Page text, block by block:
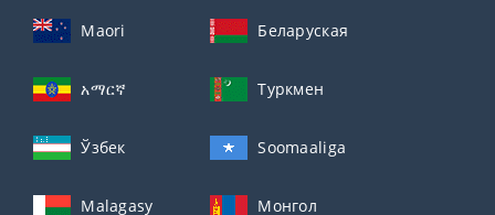
Maori Беларуская
አማርኛ Туркмен
Ўзбек Soomaaliga
Malagasy Монгол